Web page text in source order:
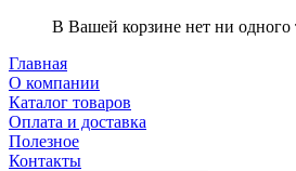
В Вашей корзине нет ни одного
Главная
О компании
Каталог товаров
Оплата и доставка
Полезное
Контакты